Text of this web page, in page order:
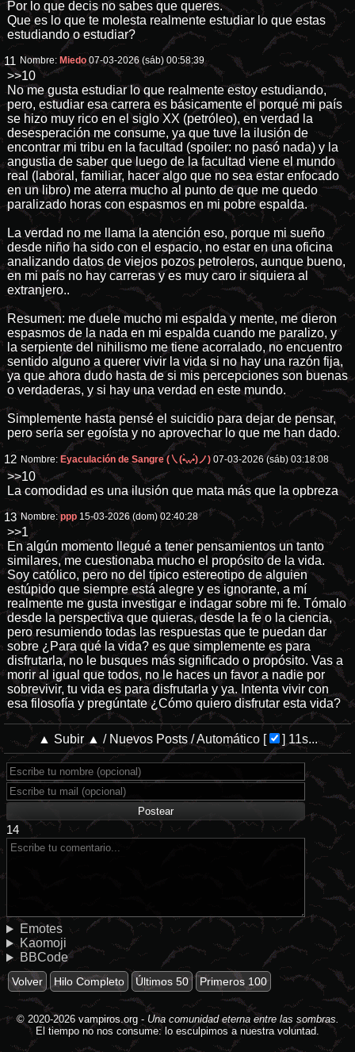
Por lo que decis no sabes que queres.
Que es lo que te molesta realmente estudiar lo que estas
estudiando o estudiar?
11 Nombre: Miedo 07-03-2026 (sáb) 00:58:39
>>10
No me gusta estudiar lo que realmente estoy estudiando,
pero, estudiar esa carrera es básicamente el porqué mi país
se hizo muy rico en el siglo XX (petróleo), en verdad la
desesperación me consume, ya que tuve la ilusión de
encontrar mi tribu en la facultad (spoiler: no pasó nada) y la
angustia de saber que luego de la facultad viene el mundo
real (laboral, familiar, hacer algo que no sea estar enfocado
en un libro) me aterra mucho al punto de que me quedo
paralizado horas con espasmos en mi pobre espalda.
La verdad no me llama la atención eso, porque mi sueño
desde niño ha sido con el espacio, no estar en una oficina
analizando datos de viejos pozos petroleros, aunque bueno,
en mi país no hay carreras y es muy caro ir siquiera al
extranjero..
Resumen: me duele mucho mi espalda y mente, me dieron
espasmos de la nada en mi espalda cuando me paralizo, y
la serpiente del nihilismo me tiene acorralado, no encuentro
sentido alguno a querer vivir la vida si no hay una razón fija,
ya que ahora dudo hasta de si mis percepciones son buenas
o verdaderas, y si hay una verdad en este mundo.
Simplemente hasta pensé el suicidio para dejar de pensar,
pero sería ser egoísta y no aprovechar lo que me han dado.
12 Nombre: Eyaculación de Sangre (㇏(•̀ᵥᵥ•́)ノ) 07-03-2026 (sáb) 03:18:08
>>10
La comodidad es una ilusión que mata más que la opbreza
13 Nombre:ppp 15-03-2026 (dom) 02:40:28
>>1
En algún momento llegué a tener pensamientos un tanto
similares, me cuestionaba mucho el propósito de la vida.
Soy católico, pero no del típico estereotipo de alguien
estúpido que siempre está alegre y es ignorante, a mí
realmente me gusta investigar e indagar sobre mi fe. Tómalo
desde la perspectiva que quieras, desde la fe o la ciencia,
pero resumiendo todas las respuestas que te puedan dar
sobre ¿Para qué la vida? es que simplemente es para
disfrutarla, no le busques más significado o propósito. Vas a
morir al igual que todos, no le haces un favor a nadie por
sobrevivir, tu vida es para disfrutarla y ya. Intenta vivir con
esa filosofía y pregúntate ¿Cómo quiero disfrutar esta vida?
▲ Subir ▲ / Nuevos Posts/Automático[ ] 11s...
14
Emotes
Kaomoji
BBCode
Volver Hilo Completo Últimos 50 Primeros 100
© 2020-2026 vampiros.org- Una comunidad eterna entre las sombras.
El tiempo no nos consume: lo esculpimos a nuestra voluntad.